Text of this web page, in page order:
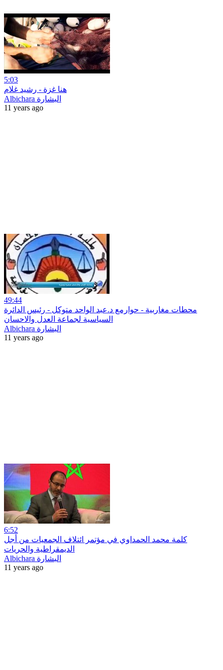
5:03
هنا غزة - رشيد غلام
Albichara البشارة
11 years ago
49:44
محطات مغاربية - حوارمع د.عبد الواحد متوكل - رئيس الدائرة
السياسية لجماعة العدل والاحسان
Albichara البشارة
11 years ago
6:52
كلمة محمد الحمداوي في مؤتمر ائتلاف الجمعيات من أجل
الديمقراطية والحريات
Albichara البشارة
11 years ago